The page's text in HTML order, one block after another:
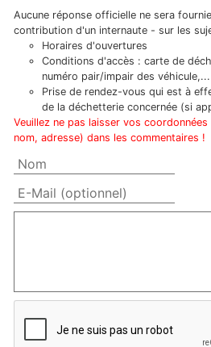
Aucune réponse officielle ne sera
contribution d'un internaute - sur les
Horaires d'ouvertures
Conditions d'accès : carte de
numéro pair/impair des véhicule,...
Prise de rendez-vous qui est à
de la déchetterie concernée (si
Veuillez ne pas laisser vos
nom, adresse) dans les commentaires !